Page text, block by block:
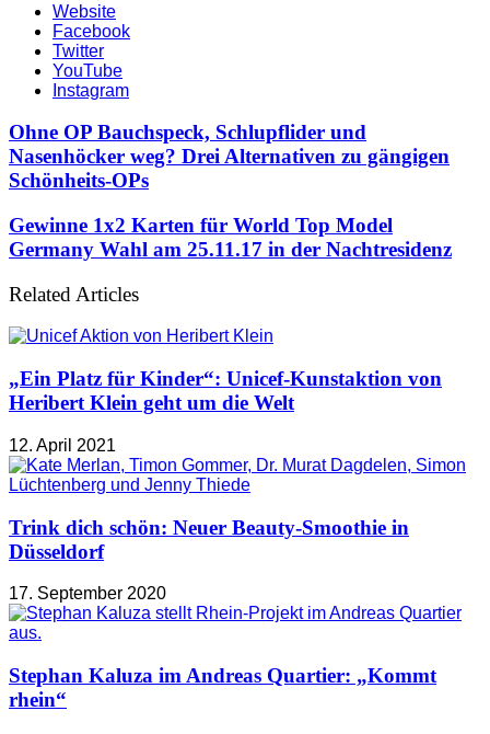
Website
Facebook
Twitter
YouTube
Instagram
Ohne OP Bauchspeck, Schlupflider und
Nasenhöcker weg? Drei Alternativen zu gängigen
Schönheits-OPs
Gewinne 1x2 Karten für World Top Model
Germany Wahl am 25.11.17 in der Nachtresidenz
Related Articles
„Ein Platz für Kinder“: Unicef-Kunstaktion von
Heribert Klein geht um die Welt
12. April 2021
Trink dich schön: Neuer Beauty-Smoothie in
Düsseldorf
17. September 2020
Stephan Kaluza im Andreas Quartier: „Kommt
rhein“